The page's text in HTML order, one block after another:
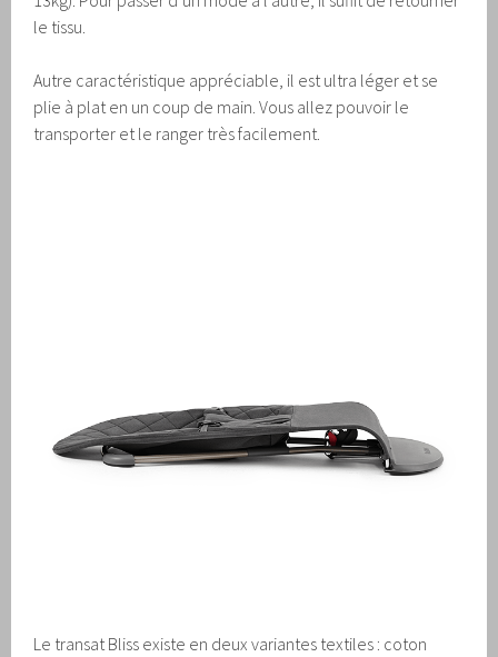
le tissu.
Autre caractéristique appréciable, il est ultra léger et se
plie à plat en un coup de main. Vous allez pouvoir le
transporter et le ranger très facilement.
Le transat Bliss existe en deux variantes textiles : coton